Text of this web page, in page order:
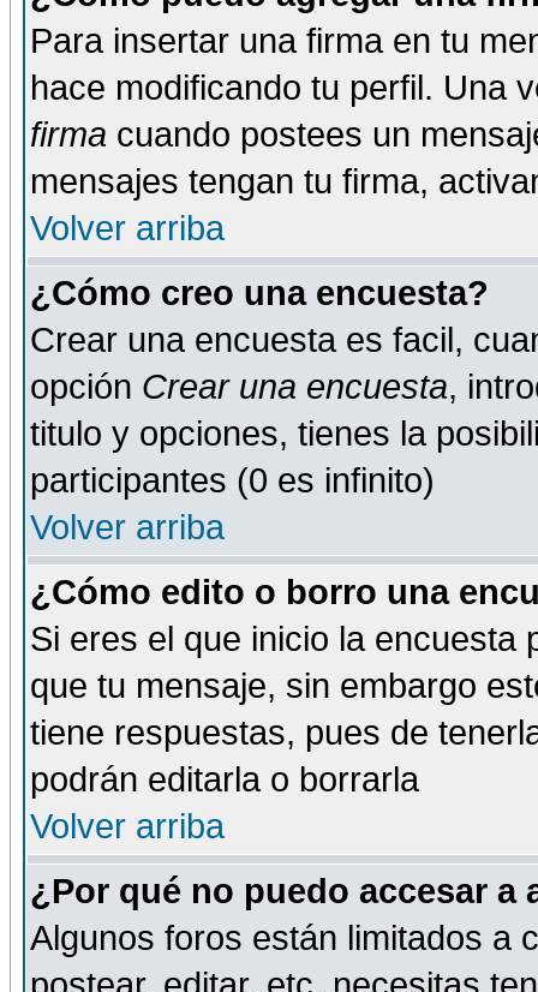
Para insertar una firma en tu
hace modificando tu perfil. Una
firma cuando postees un
mensajes tengan tu firma,
Volver arriba
¿Cómo creo una encuesta?
Crear una encuesta es facil,
opción Crear una encuesta,
titulo y opciones, tienes la
participantes (0 es infinito)
Volver arriba
¿Cómo edito o borro una
Si eres el que inicio la encuesta
que tu mensaje, sin embargo
tiene respuestas, pues de
podrán editarla o borrarla
Volver arriba
¿Por qué no puedo accesar a
Algunos foros están limitados a